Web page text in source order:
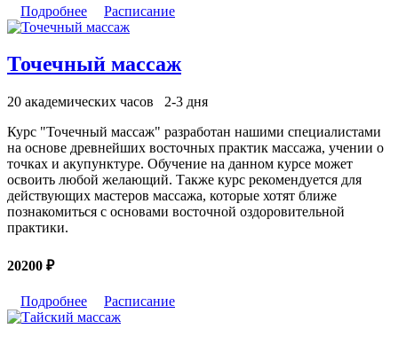
Подробнее Расписание
Точечный массаж
20 академических часов
2-3 дня
Курс "Точечный массаж" разработан нашими специалистами
на основе древнейших восточных практик массажа, учении о
точках и акупунктуре. Обучение на данном курсе может
освоить любой желающий. Также курс рекомендуется для
действующих мастеров массажа, которые хотят ближе
познакомиться с основами восточной оздоровительной
практики.
20200 ₽
Подробнее Расписание